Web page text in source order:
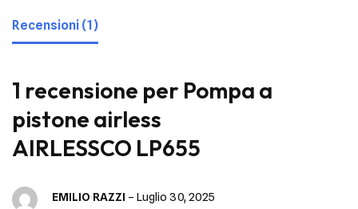
Recensioni (1)
1 recensione per Pompa a
pistone airless
AIRLESSCO LP655
EMILIO RAZZI – Luglio 30, 2025